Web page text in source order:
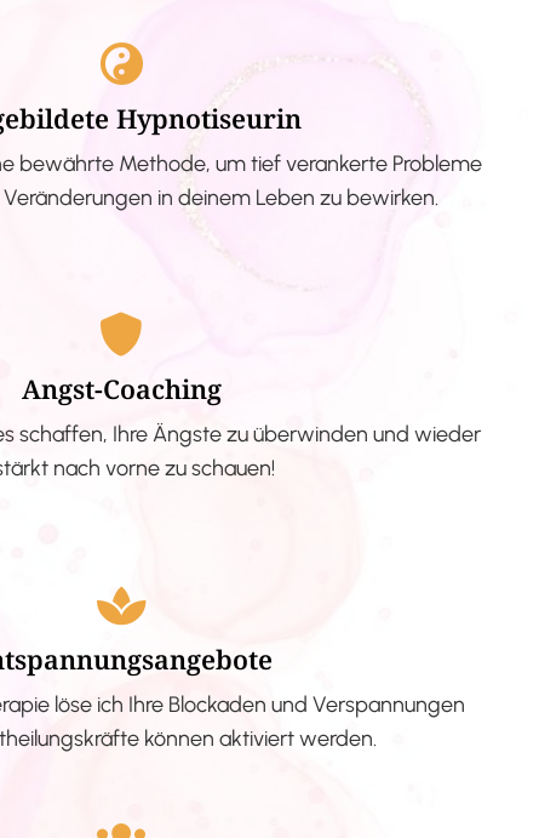
Hypnotiseurin
bewährte Methode, um tief verankerte Probleme
in deinem Leben zu bewirken.
Angst-Coaching
schaffen, Ihre Ängste zu überwinden und wieder
nach vorne zu schauen!
löse ich Ihre Blockaden und Verspannungen
können aktiviert werden.